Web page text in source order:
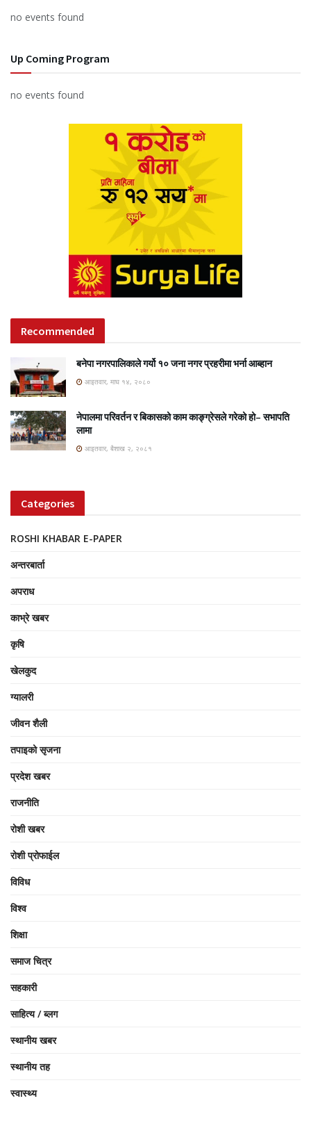
no events found
Up Coming Program
no events found
Recommended
बनेपा नगरपालिकाले गर्यो १० जना नगर प्रहरीमा भर्ना आब्हान
आइतवार, माघ १४, २०८०
नेपालमा परिवर्तन र बिकासको काम काङ्ग्रेसले गरेको हो– सभापति
लामा
आइतवार, बैशाख २, २०८१
Categories
ROSHI KHABAR E-PAPER
अन्तरबार्ता
अपराध
काभ्रे खबर
कृषि
खेलकुद
ग्यालरी
जीवन शैली
तपाइको सृजना
प्रदेश खबर
राजनीति
रोशी खबर
रोशी प्रोफाईल
विविध
विश्व
शिक्षा
समाज चित्र
सहकारी
साहित्य / ब्लग
स्थानीय खबर
स्थानीय तह
स्वास्थ्य